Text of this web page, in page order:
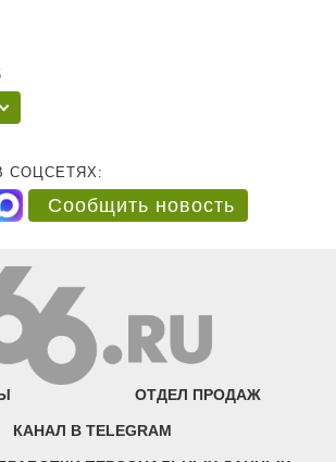
СОЦСЕТЯХ:
Сообщить новость
ОТДЕЛ ПРОДАЖ
КАНАЛ В TELEGRAM